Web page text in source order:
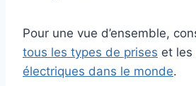
Pour une vue d’ensemble,
tous les types de prises et les
électriques dans le monde.